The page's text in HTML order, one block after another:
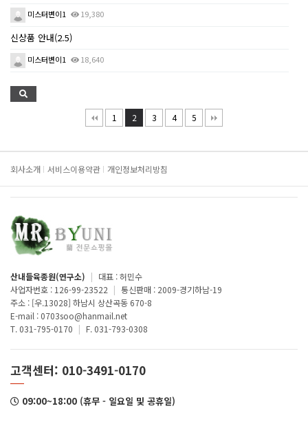
미스터변이1 19,380
신상품 안내(2.5)
미스터변이1 18,640
1 2 3 4 5
회사소개 서비스이용약관 개인정보처리방침
산내들육종원(연구소) | 대표 : 허민수
사업자번호 : 126-99-23522 | 통신판매 : 2009-경기하남-19
주소 : [우.13028] 하남시 상산곡동 670-8
E-mail : 0703soo@hanmail.net
T. 031-795-0170 | F. 031-793-0308
고객센터: 010-3491-0170
09:00~18:00 (휴무 - 일요일 및 공휴일)